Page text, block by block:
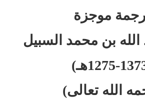
موجزة
الله بن محمد السبيل
الله تعالى)